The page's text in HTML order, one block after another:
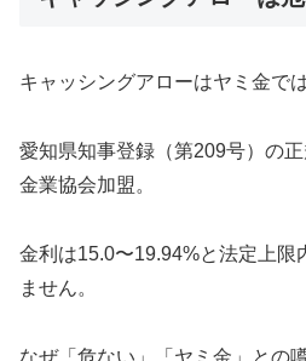
キャッシングアローはヤミ金で
愛知県知事登録（第209号）の
金業協会加盟。
金利は15.0〜19.94%と法定上限
ません。
なぜ「危ない」「ヤミ金」との